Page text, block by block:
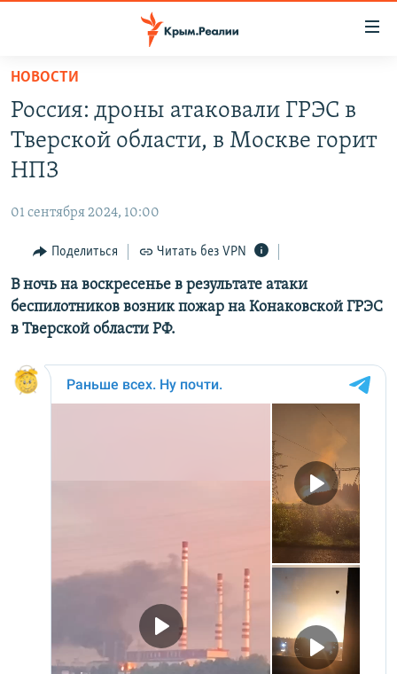
Вернуться
основному
содержанию
Вернутся
главной
навигации
Вернутся
поиску
СПЕЦПРОЕКТЫ
ГРУЗ 200
11 ЛЕТ ОККУПАЦИИ КРЫМА. 11 ИСТОРИЙ СОПРОТИВЛЕНИЯ
ВОДА
ЕЩЕ
ИНТЕРАКТИВ
ИНФОГРАФИКА
ТЕЛЕПРОЕКТ КРЫМ.РЕАЛИИ
ПРОПАВШИЕ БЕЗ ВЕСТИ
РАДІО СВОБОДА
КАК ОБОЙТИ БЛОКИРОВКУ
Українською
Qırımtatar
НОВОСТИ
Россия: дроны атаковали ГРЭС в
Тверской области, в Москве горит
НПЗ
01 сентября 2024, 10:00
Поделиться Читать без VPN
В ночь на воскресенье в результате атаки
беспилотников возник пожар на Конаковской ГРЭС
в Тверской области РФ.